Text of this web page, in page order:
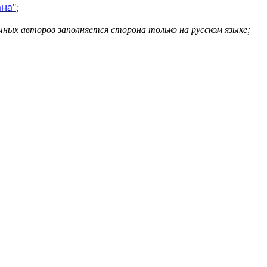
;
авторов заполняется сторона только на русском языке;